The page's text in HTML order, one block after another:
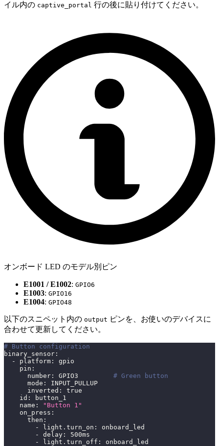
イル内の captive_portal 行の後に貼り付けてください。
オンボード LED のモデル別ピン
E1001 / E1002: GPIO6
E1003: GPIO16
E1004: GPIO48
以下のスニペット内の output ピンを、お使いのデバイスに
合わせて更新してください。
# Button configuration
binary_sensor :
-
platform :
gpio
pin :
number : GPIO3 # Green button
mode :
INPUT_PULLUP
inverted :
true
id :
button_1
name :
"Button 1"
on_press :
then :
-
light.turn_on :
onboard_led
-
delay :
500ms
-
light.turn_off :
onboard_led